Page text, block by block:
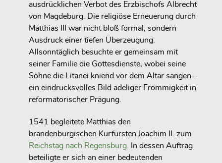
ausdrücklichen Verbot des Erzbischofs Albrecht
von Magdeburg. Die religiöse Erneuerung durch
Matthias III war nicht bloß formal, sondern
Ausdruck einer tiefen Überzeugung:
Allsonntäglich besuchte er gemeinsam mit
seiner Familie die Gottesdienste, wobei seine
Söhne die Litanei kniend vor dem Altar sangen –
ein eindrucksvolles Bild adeliger Frömmigkeit in
reformatorischer Prägung.
1541 begleitete Matthias den
brandenburgischen Kurfürsten Joachim II. zum
Reichstag nach Regensburg . In dessen Auftrag
beteiligte er sich an einer bedeutenden